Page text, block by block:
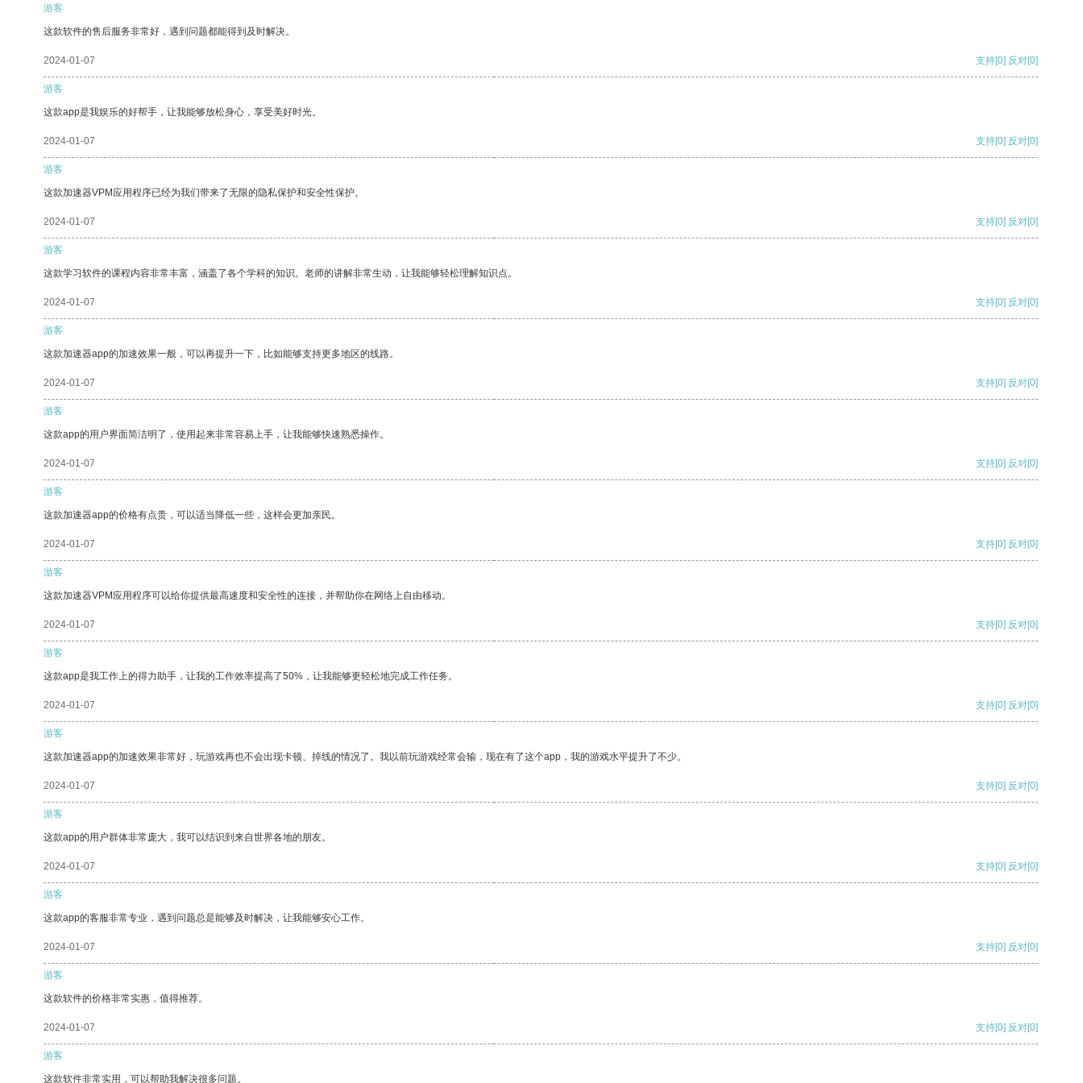
游客
这款软件的售后服务非常好，遇到问题都能得到及时解决。
2024-01-07 支持[0] 反对[0]
游客
这款app是我娱乐的好帮手，让我能够放松身心，享受美好时光。
2024-01-07 支持[0] 反对[0]
游客
这款加速器VPM应用程序已经为我们带来了无限的隐私保护和安全性保护。
2024-01-07 支持[0] 反对[0]
游客
这款学习软件的课程内容非常丰富，涵盖了各个学科的知识。老师的讲解非常生动，让我能够轻松理解知识点。
2024-01-07 支持[0] 反对[0]
游客
这款加速器app的加速效果一般，可以再提升一下，比如能够支持更多地区的线路。
2024-01-07 支持[0] 反对[0]
游客
这款app的用户界面简洁明了，使用起来非常容易上手，让我能够快速熟悉操作。
2024-01-07 支持[0] 反对[0]
游客
这款加速器app的价格有点贵，可以适当降低一些，这样会更加亲民。
2024-01-07 支持[0] 反对[0]
游客
这款加速器VPM应用程序可以给你提供最高速度和安全性的连接，并帮助你在网络上自由移动。
2024-01-07 支持[0] 反对[0]
游客
这款app是我工作上的得力助手，让我的工作效率提高了50%，让我能够更轻松地完成工作任务。
2024-01-07 支持[0] 反对[0]
游客
这款加速器app的加速效果非常好，玩游戏再也不会出现卡顿、掉线的情况了。我以前玩游戏经常会输，现在有了这个app，我的游戏水平提升了不少。
2024-01-07 支持[0] 反对[0]
游客
这款app的用户群体非常庞大，我可以结识到来自世界各地的朋友。
2024-01-07 支持[0] 反对[0]
游客
这款app的客服非常专业，遇到问题总是能够及时解决，让我能够安心工作。
2024-01-07 支持[0] 反对[0]
游客
这款软件的价格非常实惠，值得推荐。
2024-01-07 支持[0] 反对[0]
游客
这款软件非常实用，可以帮助我解决很多问题。